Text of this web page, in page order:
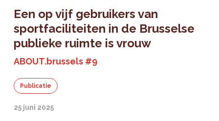
Een op vijf gebruikers van
sportfaciliteiten in de Brusselse
publieke ruimte is vrouw
ABOUT.brussels #9
Publicatie
25 juni 2025